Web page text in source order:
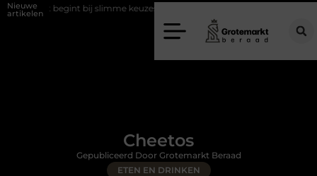
Nieuwe
artikelen
begint bij slimme keuzes Waarom kiezen voor een rijschool in
Cheetos
ETEN EN DRINKEN
Gepubliceerd Door Grotemarkt Beraad